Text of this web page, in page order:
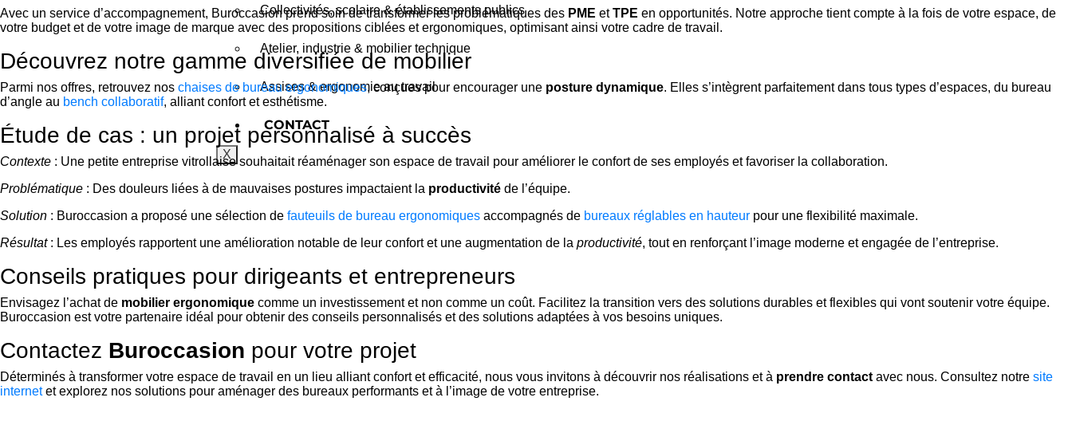
Collectivités, scolaire & établissements publics
Atelier, industrie & mobilier technique
Assises & ergonomie au travail
CONTACT
X
Avec un service d’accompagnement, Buroccasion prend soin de transformer les problématiques des PME etTPE en opportunités. Notre approche tient compte à la fois de votre espace, de
votre budget et de votre image de marque avec des propositions ciblées et ergonomiques, optimisant ainsi votre cadre de travail.
Découvrez notre gamme diversifiée de mobilier
Parmi nos offres, retrouvez nos chaises de bureau ergonomiques, conçues pour encourager une posture dynamique. Elles s’intègrent parfaitement dans tous types d’espaces, du bureau
d’angle au bench collaboratif, alliant confort et esthétisme.
Étude de cas : un projet personnalisé à succès
Contexte : Une petite entreprise vitrollaise souhaitait réaménager son espace de travail pour améliorer le confort de ses employés et favoriser la collaboration.
Problématique : Des douleurs liées à de mauvaises postures impactaient la productivité de l’équipe.
Solution : Buroccasion a proposé une sélection de fauteuils de bureau ergonomiques accompagnés de bureaux réglables en hauteur pour une flexibilité maximale.
Résultat: Les employés rapportent une amélioration notable de leur confort et une augmentation de la productivité, tout en renforçant l’image moderne et engagée de l’entreprise.
Conseils pratiques pour dirigeants et entrepreneurs
Envisagez l’achat de mobilier ergonomique comme un investissement et non comme un coût. Facilitez la transition vers des solutions durables et flexibles qui vont soutenir votre équipe.
Buroccasion est votre partenaire idéal pour obtenir des conseils personnalisés et des solutions adaptées à vos besoins uniques.
Contactez Buroccasion pour votre projet
Déterminés à transformer votre espace de travail en un lieu alliant confort et efficacité, nous vous invitons à découvrir nos réalisations et à prendre contact avec nous. Consultez notre site
internetet explorez nos solutions pour aménager des bureaux performants et à l’image de votre entreprise.